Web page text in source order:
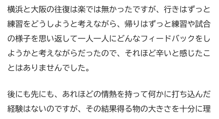
横浜と大阪の往復は楽では無かったですが、行きはずっと
練習をどうしようと考えながら、帰りはずっと練習や試合
の様子を思い返して一人一人にどんなフィードバックをし
ようかと考えながらだったので、それほど辛いと感じたこ
とはありませんでした。
後にも先にも、あれほどの情熱を持って何かに打ち込んだ
経験はないのですが、その結果得る物の大きさを十分に理